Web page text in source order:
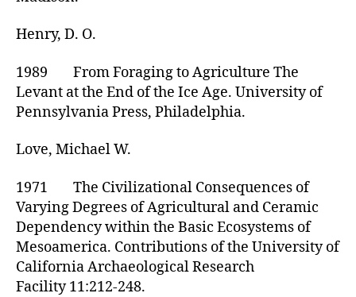
Henry, D. O.
1989 From Foraging to Agriculture The
Levant at the End of the Ice Age. University of
Pennsylvania Press, Philadelphia.
Love, Michael W.
1971 The Civilizational Consequences of
Varying Degrees of Agricultural and Ceramic
Dependency within the Basic Ecosystems of
Mesoamerica. Contributions of the University of
California Archaeological Research
Facility 11:212-248.